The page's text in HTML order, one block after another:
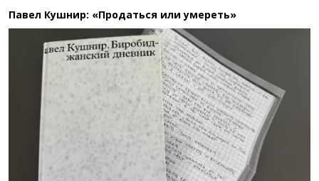
Павел Кушнир: «Продаться или умереть»